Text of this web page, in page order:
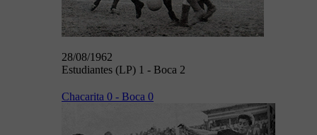
28/08/1962
Estudiantes (LP) 1 - Boca 2
Chacarita 0 - Boca 0